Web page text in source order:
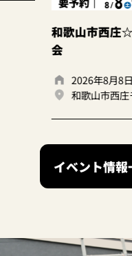
ルハウス見学
和
イベント情報